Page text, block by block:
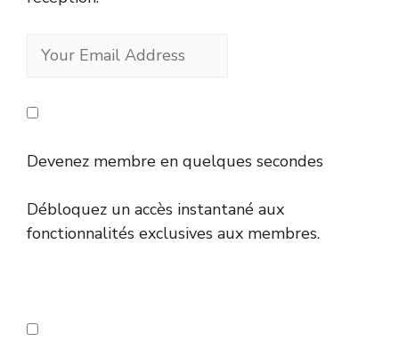
Devenez membre en quelques secondes
Débloquez un accès instantané aux
fonctionnalités exclusives aux membres.